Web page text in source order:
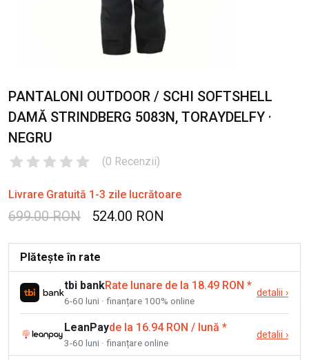
PANTALONI OUTDOOR / SCHI SOFTSHELL
DAMĂ STRINDBERG 5083N, TORAYDELFY ·
NEGRU
(0 Recenzii)
Livrare Gratuită 1-3 zile lucrătoare
699.00 RON 524.00 RON
Plătește în rate
tbi bankRate lunare de la 18.49 RON *
6-60 luni · finanțare 100% online
detalii ›
LeanPayde la 16.94 RON / lună *
3-60 luni · finanțare online
detalii ›